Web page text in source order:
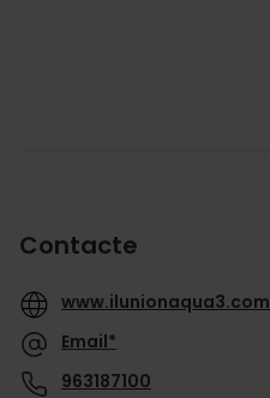
Contacte
www.ilunionaqua3.com
Email*
963187100